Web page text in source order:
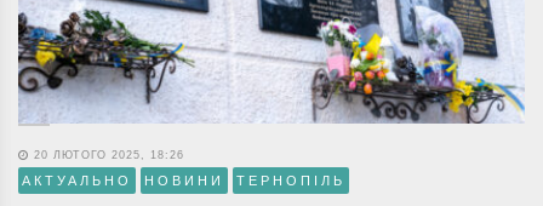
20 ЛЮТОГО 2025, 18:26
АКТУАЛЬНО НОВИНИ ТЕРНОПІЛЬ